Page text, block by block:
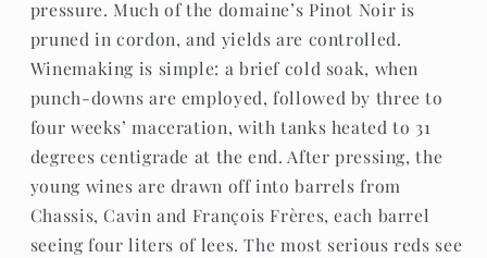
pressure. Much of the domaine’s Pinot Noir is
pruned in cordon, and yields are controlled.
Winemaking is simple: a brief cold soak, when
punch-downs are employed, followed by three to
four weeks’ maceration, with tanks heated to 31
degrees centigrade at the end. After pressing, the
young wines are drawn off into barrels from
Chassis, Cavin and François Frères, each barrel
seeing four liters of lees. The most serious reds see